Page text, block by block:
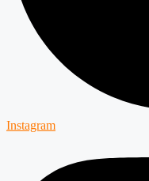
Instagram